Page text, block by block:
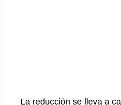
La reducción se lleva a